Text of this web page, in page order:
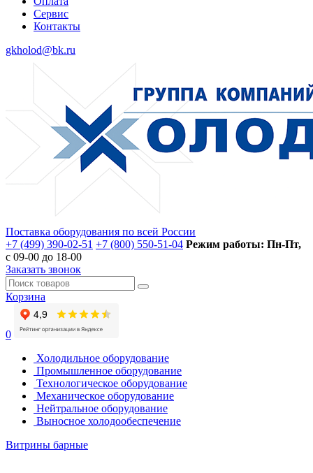
Сервис
Контакты
gkholod@bk.ru
Поставка оборудования по всей России
+7 (499) 390-02-51 +7 (800) 550-51-04 Режим работы: Пн-Пт,
с 09-00 до 18-00
Заказать звонок
Корзина
0
Холодильное оборудование
Промышленное оборудование
Технологическое оборудование
Механическое оборудование
Нейтральное оборудование
Выносное холодообеспечение
Витрины барные